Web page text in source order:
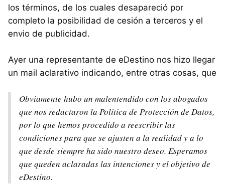
los términos, de los cuales desapareció por
completo la posibilidad de cesión a terceros y el
envio de publicidad.
Ayer una representante de eDestino nos hizo llegar
un mail aclarativo indicando, entre otras cosas, que
Obviamente hubo un malentendido con los abogados
que nos redactaron la Política de Protección de Datos,
por lo que hemos procedido a reescribir las
condiciones para que se ajusten a la realidad y a lo
que desde siempre ha sido nuestro deseo. Esperamos
que queden aclaradas las intenciones y el objetivo de
eDestino.